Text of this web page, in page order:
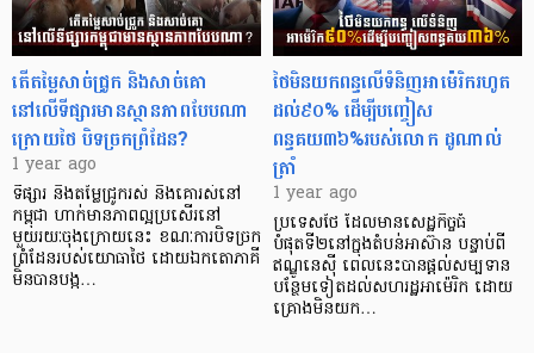
តើតម្លៃសាច់ជ្រូក និងសាច់គោ
នៅលើទីផ្សារមានស្ថានភាពបែបណា
ក្រោយថៃ បិទច្រកព្រំដែន?
1 year ago
ទីផ្សារ និងតម្លៃជ្រូករស់ និងគោរស់នៅ
កម្ពុជា ហាក់មានភាពល្អប្រសើរនៅ
មួយរយៈចុងក្រោយនេះ ខណៈការបិទច្រក
ព្រំដែនរបស់យោធាថៃ ដោយឯកតោភាគី
មិនបានបង្ក…
ថៃមិនយកពន្ធលើទំនិញអាម៉េរិករហូត
ដល់៩០% ដើម្បីបញ្ចៀស
ពន្ធគយ៣៦%របស់លោក ដូណាល់
ត្រាំ
1 year ago
ប្រទេសថៃ ដែលមានសេដ្ឋកិច្ចធំ
បំផុតទី២នៅក្នុងតំបន់អាស៊ាន បន្ទាប់ពី
ឥណ្ឌូនេស៊ី ពេលនេះបានផ្ដល់សម្បទាន
បន្ថែមទៀតដល់សហរដ្ឋអាម៉េរិក ដោយ
គ្រោងមិនយក…